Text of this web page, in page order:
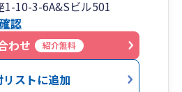
10-3-6A&Sビル501
認
わせ
紹介無料
リストに追加